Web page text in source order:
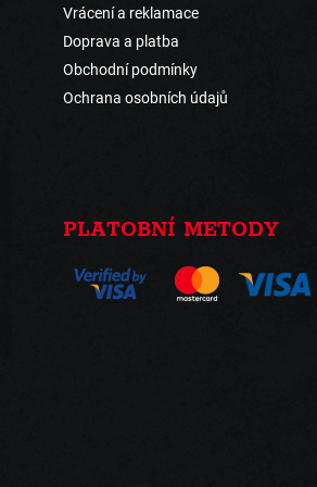
Vrácení a reklamace
Doprava a platba
Obchodní podmínky
Ochrana osobních údajů
PLATOBNÍ METODY